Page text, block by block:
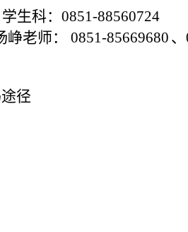
学生科： 0851-88560724
峥老师： 0851-85669680 、
径